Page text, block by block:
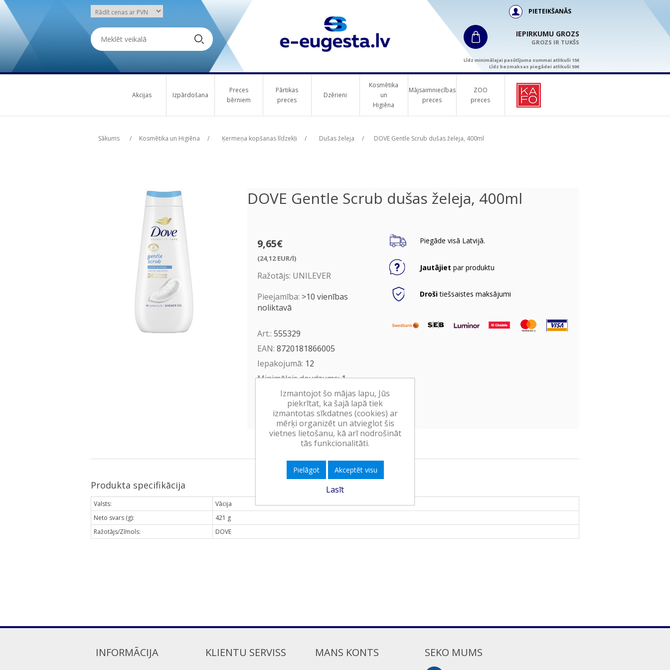
PIETEIKŠANĀS
IEPIRKUMU GROZS
GROZS IR TUKŠS
Līdz minimālajai pasūtījuma summai atlikuši 15€
Līdz bezmaksas piegādei atlikuši 50€
Akcijas Izpārdošana
Preces
bērniem
Pārtikas
preces
Dzērieni
Kosmētika
un
Higiēna
Mājsaimniecības
preces
ZOO
preces
Sākums / Kosmētika un Higiēna / Ķermeņa kopšanas līdzekļi / Dušas želeja / DOVE Gentle Scrub dušas želeja, 400ml
DOVE Gentle Scrub dušas želeja, 400ml
9,65€
(24,12 EUR/l)
Ražotājs: UNILEVER
Pieejamība: >10 vienības
noliktavā
Art.: 555329
EAN: 8720181866005
Iepakojumā: 12
Minimālais daudzums:1
Ielikt grozā
Piegāde visā Latvijā.
Jautājiet par produktu
Drošitiešsaistes maksājumi
Produkta specifikācija
Valsts:
Vācija
Neto svars (g):
421 g
Ražotājs/Zīmols:
DOVE
INFORMĀCIJA KLIENTU SERVISS MANS KONTS SEKO MUMS
Izmantojot šo mājas lapu, Jūs
piekrītat, ka šajā lapā tiek
izmantotas sīkdatnes (cookies) ar
mērķi organizēt un atvieglot šis
vietnes lietošanu, kā arī nodrošināt
tās funkcionalitāti.
Pielāgot Akceptēt visu
Lasīt